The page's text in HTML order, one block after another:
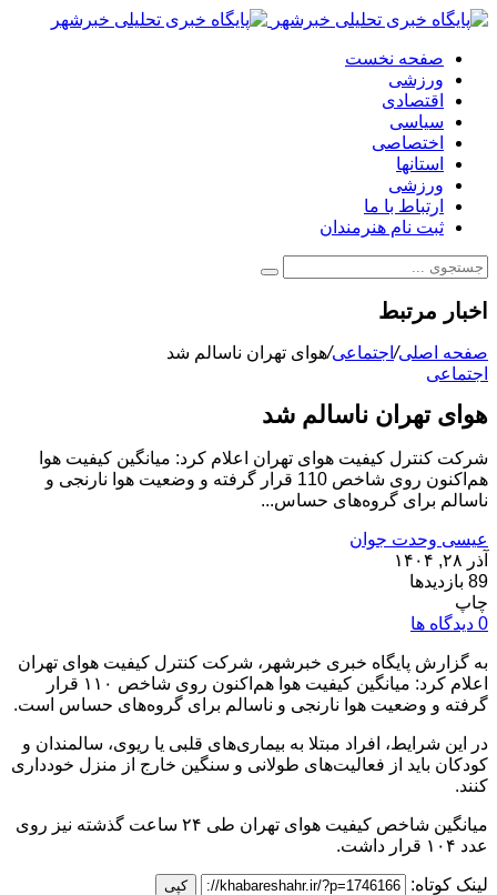
صفحه نخست
ورزشی
اقتصادی
سیاسی
اختصاصی
استانها
ورزشی
ارتباط با ما
ثبت نام هنرمندان
اخبار مرتبط
صفحه اصلی/اجتماعی/هوای تهران ناسالم شد
اجتماعی
هوای تهران ناسالم شد
شرکت کنترل کیفیت هوای تهران اعلام کرد: میانگین کیفیت هوا
هم‌اکنون روی شاخص 110 قرار گرفته و وضعیت هوا نارنجی و
ناسالم برای گروه‌های حساس...
عیسی وحدت جوان
آذر ۲۸, ۱۴۰۴
89 بازدیدها
چاپ
0 دیدگاه ها
به گزارش پایگاه خبری خبرشهر، شرکت کنترل کیفیت هوای تهران
اعلام کرد: میانگین کیفیت هوا هم‌اکنون روی شاخص ۱۱۰ قرار
گرفته و وضعیت هوا نارنجی و ناسالم برای گروه‌های حساس است.
در این شرایط، افراد مبتلا به بیماری‌های قلبی یا ریوی، سالمندان و
کودکان باید از فعالیت‌های طولانی و سنگین خارج از منزل خودداری
کنند.
میانگین شاخص کیفیت هوای تهران طی ۲۴ ساعت گذشته نیز روی
عدد ۱۰۴ قرار داشت.
لینک کوتاه: کپی